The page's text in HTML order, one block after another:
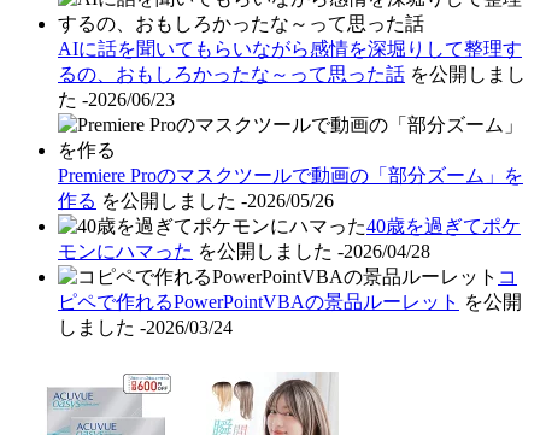
AIに話を聞いてもらいながら感情を深堀りして整理す
るの、おもしろかったな～って思った話 を公開しまし
た -2026/06/23
Premiere Proのマスクツールで動画の「部分ズーム」を
作る を公開しました -2026/05/26
40歳を過ぎてポケ
モンにハマった を公開しました -2026/04/28
コ
ピペで作れるPowerPointVBAの景品ルーレット を公開
しました -2026/03/24